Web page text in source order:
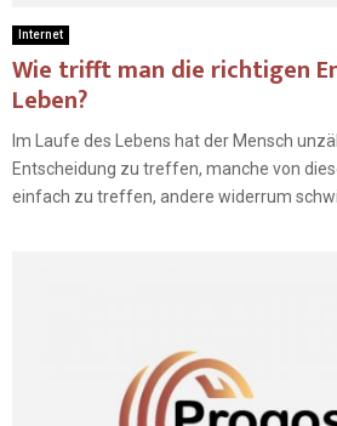
Internet
Wie trifft man die richtigen
Leben?
Im Laufe des Lebens hat der Mensch
Entscheidung zu treffen, manche von
einfach zu treffen, andere widerrum